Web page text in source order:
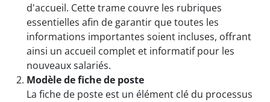
d'accueil. Cette trame couvre les rubriques
essentielles afin de garantir que toutes les
informations importantes soient incluses, offrant
ainsi un accueil complet et informatif pour les
nouveaux salariés.
Modèle de fiche de poste
La fiche de poste est un élément clé du processus